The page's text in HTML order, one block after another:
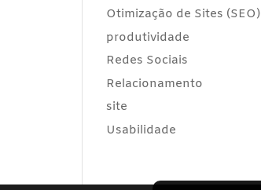
Otimização de Sites (SEO)
produtividade
Redes Sociais
Relacionamento
site
Usabilidade